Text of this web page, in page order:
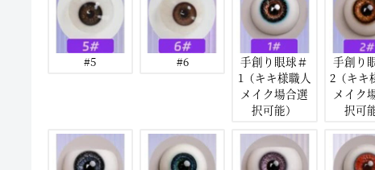
#5 #6
手創り眼球＃
1（キキ様職人
メイク場合選
択可能）
手創り
2（キキ
メイク
択可